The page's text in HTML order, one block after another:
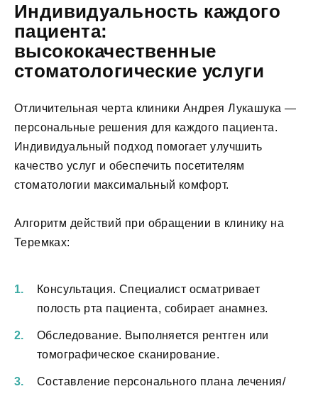
Индивидуальность каждого
пациента:
высококачественные
стоматологические услуги
Отличительная черта клиники Андрея Лукашука —
персональные решения для каждого пациента.
Индивидуальный подход помогает улучшить
качество услуг и обеспечить посетителям
стоматологии максимальный комфорт.
Алгоритм действий при обращении в клинику на
Теремках:
Консультация. Специалист осматривает
полость рта пациента, собирает анамнез.
Обследование. Выполняется рентген или
томографическое сканирование.
Составление персонального плана лечения/